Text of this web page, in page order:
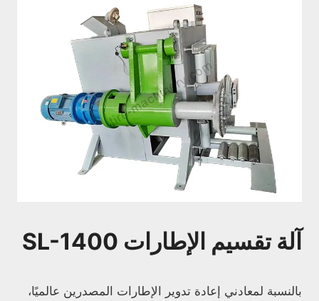
آلة تقسيم الإطارات SL-1400
بالنسبة لمعادني إعادة تدوير الإطارات المصدرين عالميًا،